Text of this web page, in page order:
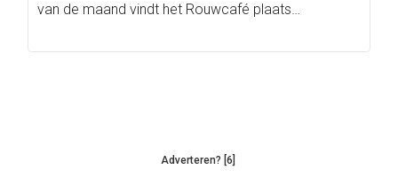
van de maand vindt het Rouwcafé plaats…
Adverteren? [6]